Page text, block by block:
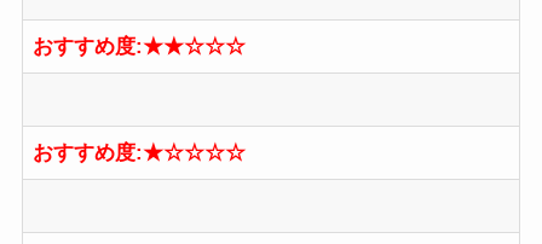
おすすめ度:★★☆☆☆
おすすめ度:★☆☆☆☆